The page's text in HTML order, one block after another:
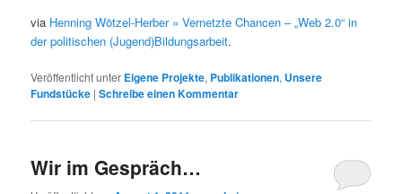
via Henning Wötzel-Herber » Vernetzte Chancen – „Web 2.0“ in
der politischen (Jugend)Bildungsarbeit.
Veröffentlicht unter Eigene Projekte, Publikationen, Unsere
Fundstücke |Schreibe einen Kommentar
Wir im Gespräch…